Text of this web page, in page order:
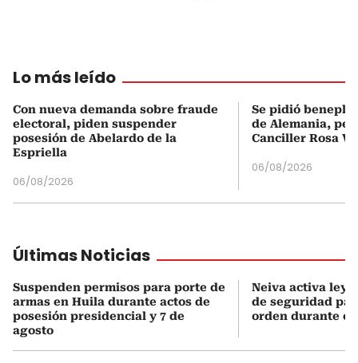
Lo más leído
Con nueva demanda sobre fraude
electoral, piden suspender
posesión de Abelardo de la
Espriella
06/08/2026
Se pidió
de Alemania,
Canciller Rosa
06/08/2026
Últimas Noticias
Suspenden permisos para porte de
armas en Huila durante actos de
posesión presidencial y 7 de
agosto
Neiva activa ley
de seguridad
orden durante el